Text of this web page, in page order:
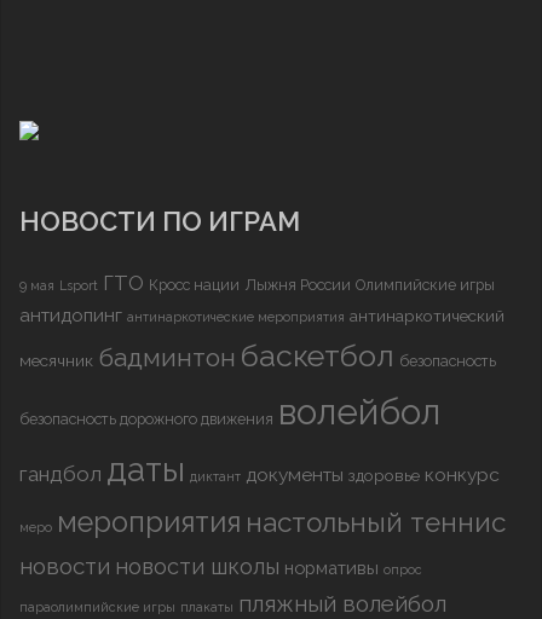
НОВОСТИ ПО ИГРАМ
9 мая Lsport ГТО Кросс нации Лыжня России Олимпийские игры
антидопинг антинаркотические мероприятия антинаркотический
месячник бадминтон баскетбол безопасность
безопасность дорожного движения волейбол
гандбол даты диктант документы здоровье конкурс
меро мероприятия настольный теннис
новости новости школы нормативы опрос
параолимпийские игры плакаты пляжный волейбол